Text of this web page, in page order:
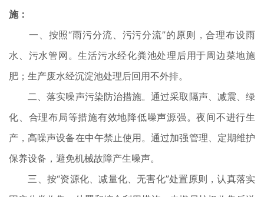
施：
一、按照“雨污分流、污污分流”的原则，合理布设雨
水、污水管网。生活污水经化粪池处理后用于周边菜地施
肥；生产废水经沉淀池处理后回用不外排。
二、落实噪声污染防治措施。通过采取隔声、减震、绿
化、合理布局等措施有效地降低噪声源强。夜间不进行生
产，高噪声设备在中午禁止使用。通过加强管理、定期维护
保养设备，避免机械故障产生噪声。
三、按“资源化、减量化、无害化”处置原则，认真落实